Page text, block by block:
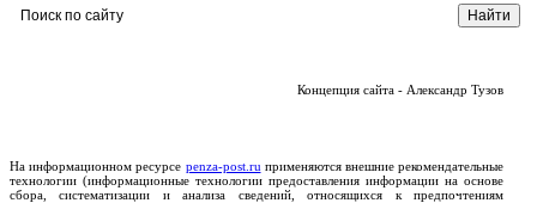
Концепция сайта - Александр Тузов
На информационном ресурсе penza-post.ru применяются внешние рекомендательные
технологии (информационные технологии предоставления информации на основе
сбора, систематизации и анализа сведений, относящихся к предпочтениям